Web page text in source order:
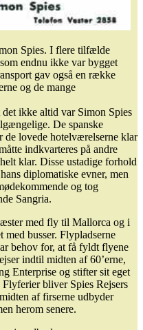
Spies. I flere tilfælde
endnu ikke var bygget
gav også en række
og de mange
ikke altid var Simon Spies
De spanske
de lovede hotelværelserne klar
indkvarteres på andre
klar. Disse ustadige forhold
diplomatiske evner, men
og tog
Sangria.
med fly til Mallorca og i
busser. Flypladserne
behov for, at få fyldt flyene
indtil midten af 60’erne,
Enterprise og stifter sit eget
bliver Spies Rejsers
af firserne udbyder
herom senere.